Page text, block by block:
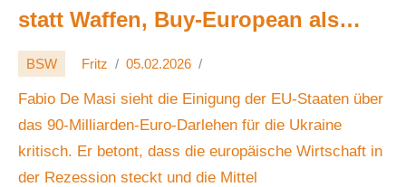
statt Waffen, Buy-European als
Feigenblatt 🕊️💶⚔️
BSW Fritz 05.02.2026
Fabio De Masi sieht die Einigung der EU-Staaten über
das 90-Milliarden-Euro-Darlehen für die Ukraine
kritisch. Er betont, dass die europäische Wirtschaft in
der Rezession steckt und die Mittel